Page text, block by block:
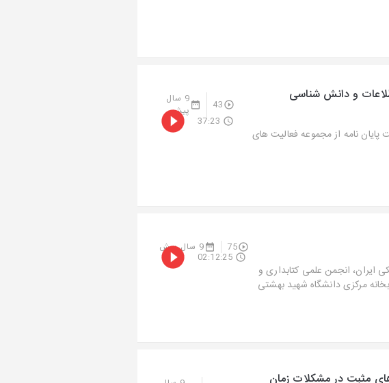
و دانش شناسی
43
9 سال
پیش
نامه از مجموعه فعالیت های
37:23
75 9 سال پیش
انجمن علمی کتابداری و
مرکزی دانشگاه شهید بهشتی
02:12:25
مثبت در مشکلات زمان